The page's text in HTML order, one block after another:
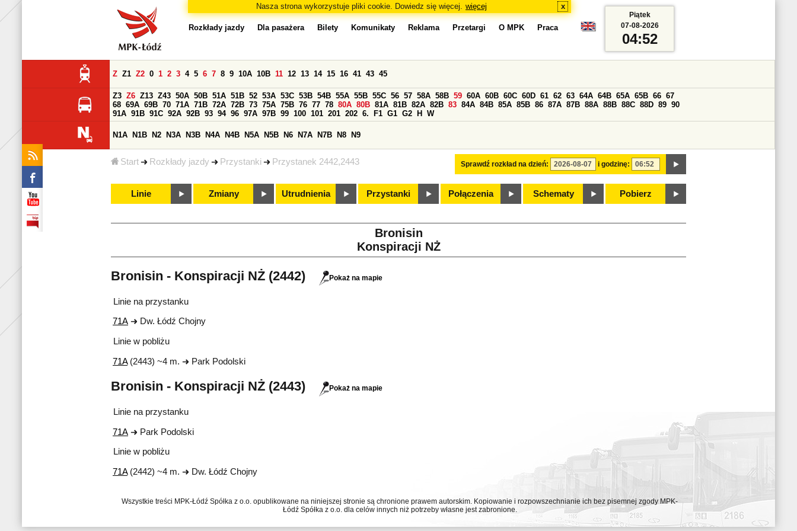
Nasza strona wykorzystuje pliki cookie. Dowiedz się więcej. więcej x
Start Rozkłady jazdy Przystanki Przystanek 2442,2443
Rozkłady jazdy Dla pasażera Bilety Komunikaty Reklama Przetargi O MPK Praca
Sprawdź rozkład na dzień: i godzinę:
Z Z1 Z2 0 1 2 3 4 5 6 7 8 9 10A 10B 11 12 13 14 15 16 41 43 45
Z3 Z6 Z13 Z43 50A 50B 51A 51B 52 53A 53C 53B 54B 55A 55B 55C 56 57 58A 58B 59 60A 60B 60C 60D 61 62 63 64A 64B 65A 65B 66 67
68 69A 69B 70 71A 71B 72A 72B 73 75A 75B 76 77 78 80A 80B 81A 81B 82A 82B 83 84A 84B 85A 85B 86 87A 87B 88A 88B 88C 88D 89 90
91A 91B 91C 92A 92B 93 94 96 97A 97B 99 100 101 201 202 6. F1 G1 G2 H W
N1A N1B N2 N3A N3B N4A N4B N5A N5B N6 N7A N7B N8 N9
Linie Zmiany Utrudnienia Przystanki Połączenia Schematy Pobierz
Piątek
07-08-2026
04:52
Bronisin
Konspiracji NŻ
Bronisin - Konspiracji NŻ (2442) Pokaż na mapie
Linie na przystanku
71A Dw. Łódź Chojny
Linie w pobliżu
71A(2443) ~4 m. Park Podolski
Bronisin - Konspiracji NŻ (2443) Pokaż na mapie
Linie na przystanku
71A Park Podolski
Linie w pobliżu
71A(2442) ~4 m. Dw. Łódź Chojny
Wszystkie treści MPK-Łódź Spółka z o.o. opublikowane na niniejszej stronie są chronione prawem autorskim. Kopiowanie i rozpowszechnianie ich bez pisemnej zgody MPK-
Łódź Spółka z o.o. dla celów innych niż potrzeby własne jest zabronione.